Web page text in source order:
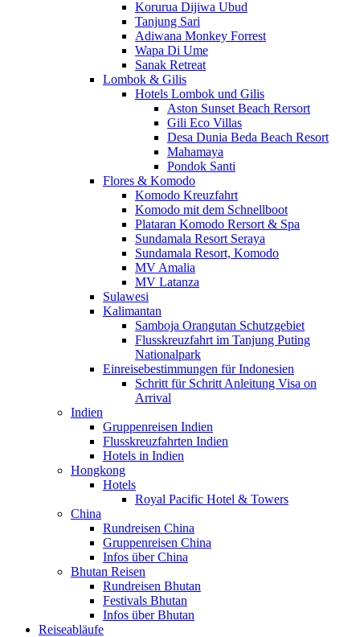
Korurua Dijiwa Ubud
Tanjung Sari
Adiwana Monkey Forrest
Wapa Di Ume
Sanak Retreat
Lombok & Gilis
Hotels Lombok und Gilis
Aston Sunset Beach Rersort
Gili Eco Villas
Desa Dunia Beda Beach Resort
Mahamaya
Pondok Santi
Flores & Komodo
Komodo Kreuzfahrt
Komodo mit dem Schnellboot
Plataran Komodo Rersort & Spa
Sundamala Resort Seraya
Sundamala Resort, Komodo
MV Amalia
MV Latanza
Sulawesi
Kalimantan
Samboja Orangutan Schutzgebiet
Flusskreuzfahrt im Tanjung Puting
Nationalpark
Einreisebestimmungen für Indonesien
Schritt für Schritt Anleitung Visa on
Arrival
Indien
Gruppenreisen Indien
Flusskreuzfahrten Indien
Hotels in Indien
Hongkong
Hotels
Royal Pacific Hotel & Towers
China
Rundreisen China
Gruppenreisen China
Infos über China
Bhutan Reisen
Rundreisen Bhutan
Festivals Bhutan
Infos über Bhutan
Reiseabläufe